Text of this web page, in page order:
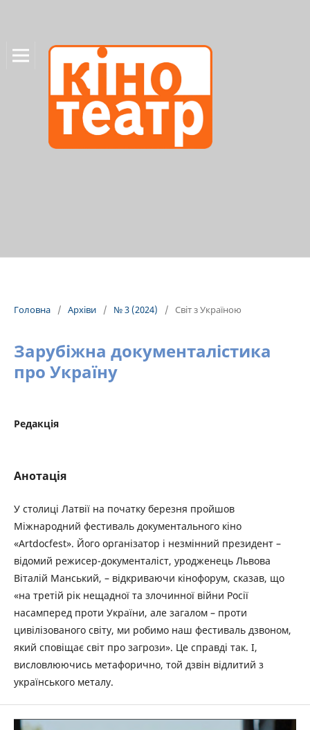
Головна / Архіви / № 3 (2024) / Світ з Україною
Зарубіжна документалістика
про Україну
Редакція
Анотація
У столиці Латвії на початку березня пройшов
Міжнародний фестиваль документального кіно
«Artdocfest». Його організатор і незмінний президент –
відомий режисер-документаліст, уродженець Львова
Віталій Манський, – відкриваючи кінофорум, сказав, що
«на третій рік нещадної та злочинної війни Росії
насамперед проти України, але загалом – проти
цивілізованого світу, ми робимо наш фестиваль дзвоном,
який сповіщає світ про загрози». Це справді так. І,
висловлюючись метафорично, той дзвін відлитий з
українського металу.